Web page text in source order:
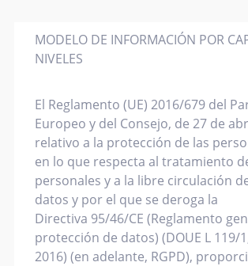
MODELO DE INFORMACIÓN POR
NIVELES
El Reglamento (UE) 2016/679 del
Europeo y del Consejo, de 27 de
relativo a la protección de las
en lo que respecta al tratamiento
personales y a la libre circulación
datos y por el que se deroga la
Directiva 95/46/CE (Reglamento
protección de datos) (DOUE L 119/
2016) (en adelante, RGPD),